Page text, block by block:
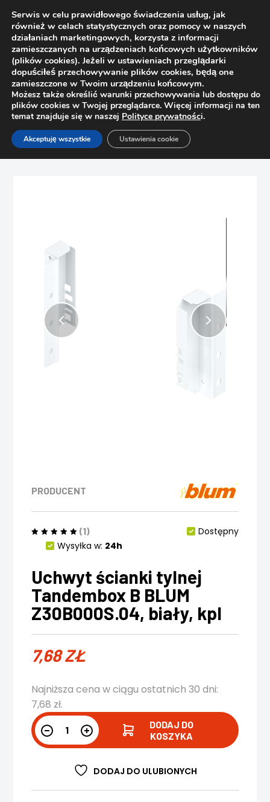
Strona główna Sklep
Szuflady
Uchwyt ścianki tylnej Tandembox B BLUM Z30B000S.04,
PRODUCENT
(1)
Dostępny
Wysyłka w: 24h
Uchwyt ścianki tylnej
Tandembox B BLUM
Z30B000S.04, biały, kpl
7,68ZŁ
Najniższa cena w ciągu ostatnich 30 dni:
7,68 zł.
DODAJ DO
KOSZYKA
DODAJ DO ULUBIONYCH
Serwis w celu prawidłowego świadczenia usług, jak
również w celach statystycznych oraz pomocy w naszych
działaniach marketingowych, korzysta z informacji
zamieszczanych na urządzeniach końcowych użytkowników
(plików cookies). Jeżeli w ustawieniach przeglądarki
dopuściłeś przechowywanie plików cookies, będą one
zamieszczone w Twoim urządzeniu końcowym.
Możesz także określić warunki przechowywania lub dostępu do
plików cookies w Twojej przeglądarce. Więcej informacji na ten
temat znajduje się w naszej Polityce prywatności.
Akceptuję wszystkie Ustawienia cookie